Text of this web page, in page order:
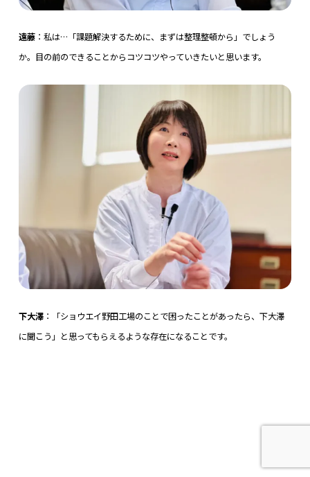
遠藤：私は…「課題解決するために、まずは整理整頓から」でしょう
か。目の前のできることからコツコツやっていきたいと思います。
下大澤：「ショウエイ野田工場のことで困ったことがあったら、下大澤
に聞こう」と思ってもらえるような存在になることです。